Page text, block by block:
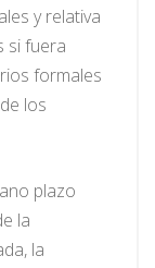
y relativa
si fuera
formales
los
plazo
la
la